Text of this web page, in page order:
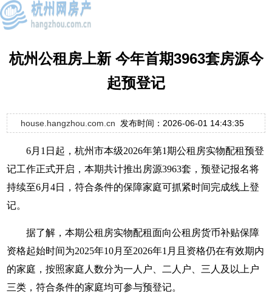
杭州公租房上新 今年首期3963套房源今
起预登记
house.hangzhou.com.cn 发布时间：2026-06-01 14:43:35
6月1日起，杭州市本级2026年第1期公租房实物配租预登
记工作正式开启，本期共计推出房源3963套，预登记报名将
持续至6月4日，符合条件的保障家庭可抓紧时间完成线上登
记。
据了解，本期公租房实物配租面向公租房货币补贴保障
资格起始时间为2025年10月至2026年1月且资格仍在有效期内
的家庭，按照家庭人数分为一人户、二人户、三人及以上户
三类，符合条件的家庭均可参与预登记。